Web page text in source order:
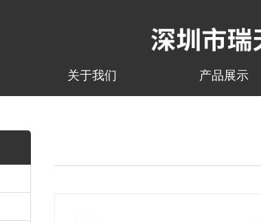
关于我们 产品展示